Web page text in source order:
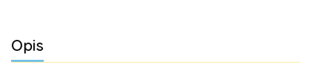
Opis